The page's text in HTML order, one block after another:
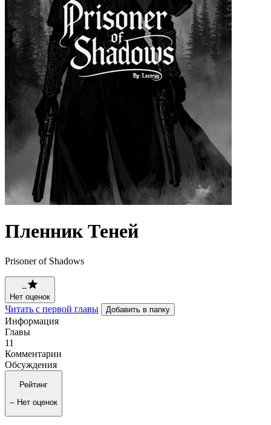
Пленник Теней
Prisoner of Shadows
--
Нет оценок
Читать с первой главы Добавить в папку
Информация
Главы
11
Комментарии
Обсуждения
Рейтинг
-- Нет оценок